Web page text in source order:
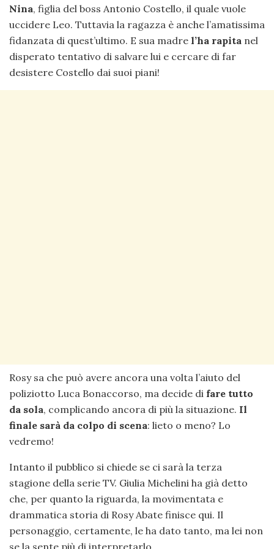
Nina, figlia del boss Antonio Costello, il quale vuole
uccidere Leo. Tuttavia la ragazza è anche l’amatissima
fidanzata di quest’ultimo. E sua madre l’ha rapita nel
disperato tentativo di salvare lui e cercare di far
desistere Costello dai suoi piani!
Rosy sa che può avere ancora una volta l’aiuto del
poliziotto Luca Bonaccorso, ma decide di fare tutto
da sola, complicando ancora di più la situazione. Il
finale sarà da colpo di scena: lieto o meno? Lo
vedremo!
Intanto il pubblico si chiede se ci sarà la terza
stagione della serie TV. Giulia Michelini ha già detto
che, per quanto la riguarda, la movimentata e
drammatica storia di Rosy Abate finisce qui. Il
personaggio, certamente, le ha dato tanto, ma lei non